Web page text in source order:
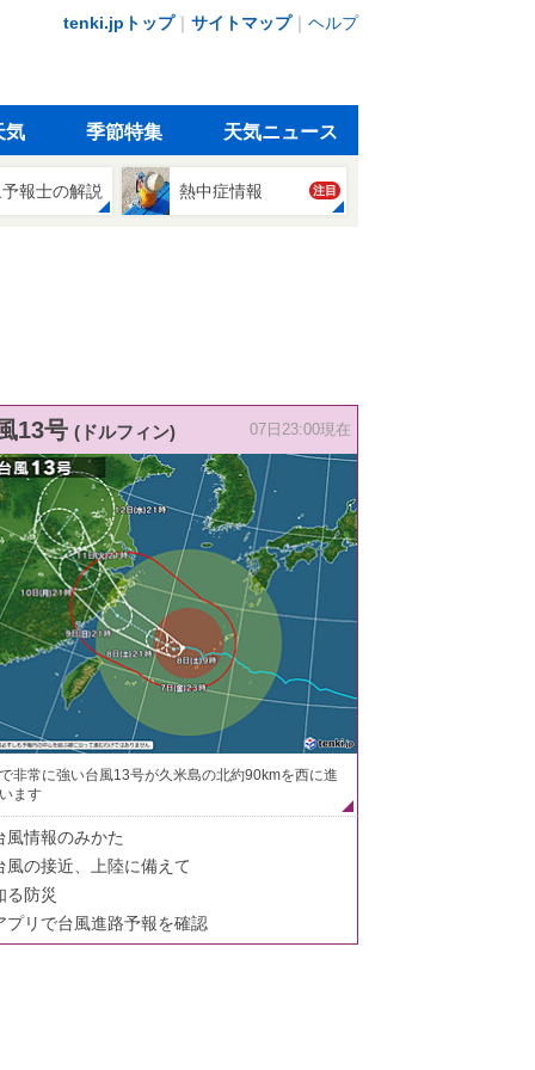
tenki.jpトップ｜ サイトマップ｜ ヘルプ
気 季節特集 天気ニュース
報士の解説 熱中症情報 注目
13号 (ドルフィン) 07日23:00現在
非常に強い台風13号が久米島の北約90kmを西に進
ます
風情報のみかた
風の接近、上陸に備えて
る防災
プリで台風進路予報を確認